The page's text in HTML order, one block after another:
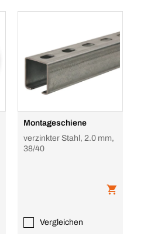
Montageschiene
verzinkter Stahl, 2.0 mm,
38/40
Vergleichen